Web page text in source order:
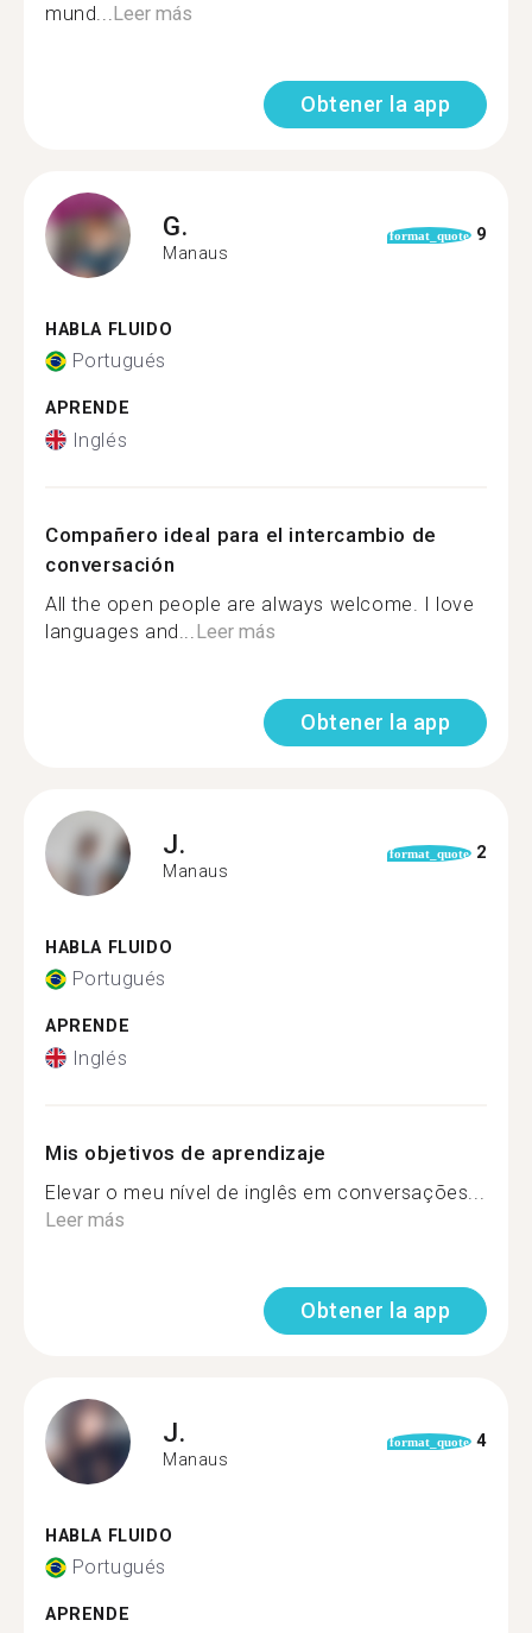
mund... Leer más
Obtener la app
G.
Manaus
format_quote 9
HABLA FLUIDO
Portugués
APRENDE
Inglés
Compañero ideal para el intercambio de
conversación
All the open people are always welcome. I love
languages and... Leer más
Obtener la app
J.
Manaus
format_quote 2
HABLA FLUIDO
Portugués
APRENDE
Inglés
Mis objetivos de aprendizaje
Elevar o meu nível de inglês em conversações...
Leer más
Obtener la app
J.
Manaus
format_quote 4
HABLA FLUIDO
Portugués
APRENDE